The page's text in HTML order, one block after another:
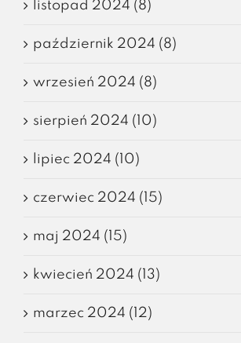
listopad 2024 (8)
październik 2024 (8)
wrzesień 2024 (8)
sierpień 2024 (10)
lipiec 2024 (10)
czerwiec 2024 (15)
maj 2024 (15)
kwiecień 2024 (13)
marzec 2024 (12)